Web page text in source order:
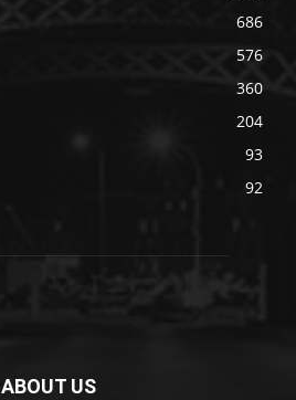
686
576
360
204
93
92
ABOUT US